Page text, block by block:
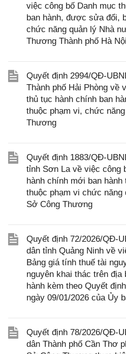
việc công bố Danh mục
ban hành, được sửa đổi,
chức năng quản lý Nhà
Thương Thành phố Hà Nội
Quyết định 2994/QĐ-
Thành phố Hải Phòng về
thủ tục hành chính ban
thuộc phạm vi, chức
Thương
Quyết định 1883/QĐ-
tỉnh Sơn La về việc công
hành chính mới ban
thuộc phạm vi chức
Sở Công Thương
Quyết định 72/2026/QĐ-
dân tỉnh Quảng Ninh về
Bảng giá tính thuế tài
nguyên khai thác trên địa
hành kèm theo Quyết
ngày 09/01/2026 của Ủy
Quyết định 78/2026/QĐ-
dân Thành phố Cần Thơ